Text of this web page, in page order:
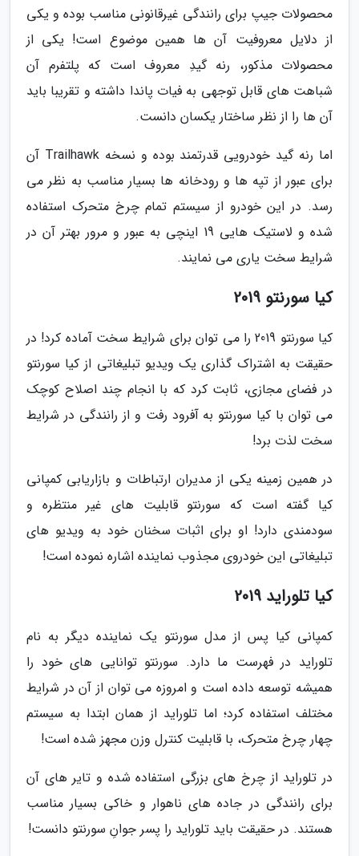
محصولات جیپ برای رانندگی غیرقانونی مناسب بوده و یکی
از دلایل معروفیت آن ها همین موضوع است! یکی از
محصولات مذکور، رنه گیدِ معروف است که پلتفرم آن
شباهت های قابل توجهی به فیات پاندا داشته و تقریبا باید
آن ها را از نظر ساختار یکسان دانست.
اما رنه گید خودرویی قدرتمند بوده و نسخه Trailhawk آن
برای عبور از تپه ها و رودخانه ها بسیار مناسب به نظر می
رسد. در این خودرو از سیستم تمام چرخ متحرک استفاده
شده و لاستیک هایی 19 اینچی به عبور و مرور بهتر آن در
شرایط سخت یاری می نمایند.
کیا سورنتو 2019
کیا سورنتو 2019 را می توان برای شرایط سخت آماده کرد! در
حقیقت به اشتراک گذاری یک ویدیو تبلیغاتی از کیا سورنتو
در فضای مجازی، ثابت کرد که با انجام چند اصلاح کوچک
می توان با کیا سورنتو به آفرود رفت و از رانندگی در شرایط
سخت لذت برد!
در همین زمینه یکی از مدیران ارتباطات و بازاریابی کمپانی
کیا گفته است که سورنتو قابلیت های غیر منتظره و
سودمندی دارد! او برای اثبات سخنان خود به ویدیو های
تبلیغاتی این خودروی مجذوب نماینده اشاره نموده است!
کیا تلوراید 2019
کمپانی کیا پس از مدل سورنتو یک نماینده دیگر به نام
تلوراید در فهرست ما دارد. سورنتو توانایی های خود را
همیشه توسعه داده است و امروزه می توان از آن در شرایط
مختلف استفاده کرد؛ اما تلوراید از همان ابتدا به سیستم
چهار چرخ متحرک، با قابلیت کنترل وزن مجهز شده است!
در تلوراید از چرخ های بزرگی استفاده شده و تایر های آن
برای رانندگی در جاده های ناهوار و خاکی بسیار مناسب
هستند. در حقیقت باید تلوراید را پسر جوانِ سورنتو دانست!